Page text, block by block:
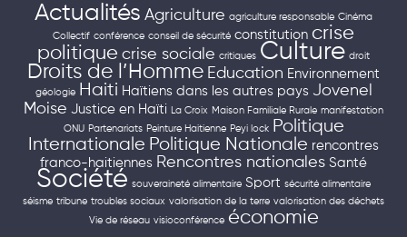
Actualités Agriculture agriculture responsable Cinéma
Collectif conférence conseil de sécurité constitution crise
politique crise sociale critiques Culture droit
Droits de l’Homme Education Environnement
géologie Haiti Haïtiens dans les autres pays Jovenel
Moise Justice en Haïti La Croix Maison Familiale Rurale manifestation
ONU Partenariats Peinture Haitienne Peyi lock
Politique
Internationale Politique Nationale rencontres
franco-haitiennes Rencontres nationales Santé
Société souveraineté alimentaire Sport sécurité alimentaire
séisme tribune troubles sociaux valorisation de la terre valorisation des déchets
Vie de réseau visioconférence économie